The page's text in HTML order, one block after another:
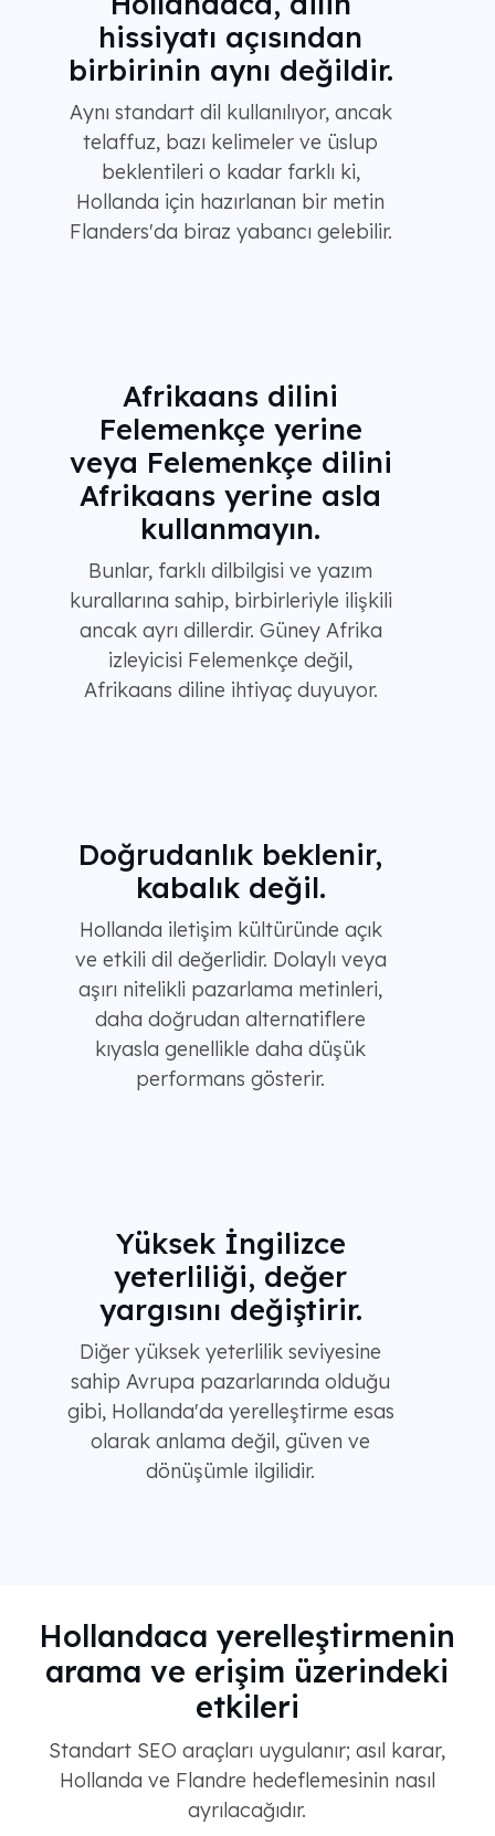
hissiyatı açısından
birbirinin aynı değildir.
Aynı standart dil kullanılıyor, ancak
telaffuz, bazı kelimeler ve üslup
beklentileri o kadar farklı ki,
Hollanda için hazırlanan bir metin
Flanders'da biraz yabancı gelebilir.
Afrikaans dilini
Felemenkçe yerine
veya Felemenkçe dilini
Afrikaans yerine asla
kullanmayın.
Bunlar, farklı dilbilgisi ve yazım
kurallarına sahip, birbirleriyle ilişkili
ancak ayrı dillerdir. Güney Afrika
izleyicisi Felemenkçe değil,
Afrikaans diline ihtiyaç duyuyor.
Doğrudanlık beklenir,
kabalık değil.
Hollanda iletişim kültüründe açık
ve etkili dil değerlidir. Dolaylı veya
aşırı nitelikli pazarlama metinleri,
daha doğrudan alternatiflere
kıyasla genellikle daha düşük
performans gösterir.
Yüksek İngilizce
yeterliliği, değer
yargısını değiştirir.
Diğer yüksek yeterlilik seviyesine
sahip Avrupa pazarlarında olduğu
gibi, Hollanda'da yerelleştirme esas
olarak anlama değil, güven ve
dönüşümle ilgilidir.
Hollandaca yerelleştirmenin
arama ve erişim üzerindeki
etkileri
Standart SEO araçları uygulanır; asıl karar,
Hollanda ve Flandre hedeflemesinin nasıl
ayrılacağıdır.